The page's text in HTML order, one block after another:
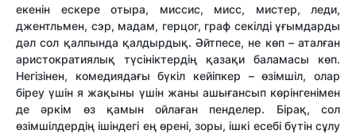
екенін ескере отыра, миссис, мисс, мистер, леди,
джентльмен, сэр, мадам, герцог, граф секілді ұғымдарды
дәл сол қалпында қалдырдық. Әйтпесе, не көп – аталған
аристократиялық түсініктердің қазақи баламасы көп.
Негізінен, комедиядағы бүкіл кейіпкер – өзімшіл, олар
біреу үшін я жақыны үшін жаны ашығансып көрінгенімен
де әркім өз қамын ойлаған пенделер. Бірақ, сол
өзімшілдердің ішіндегі ең өрені, зоры, ішкі есебі бүтін сұлу